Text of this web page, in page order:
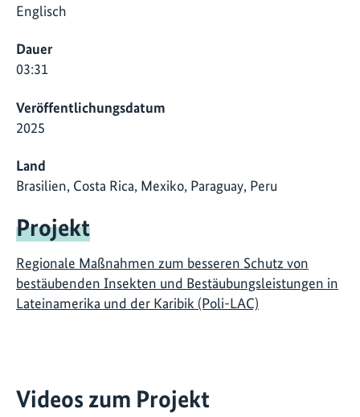
Englisch
Dauer
03:31
Veröffentlichungsdatum
2025
Land
Brasilien, Costa Rica, Mexiko, Paraguay, Peru
Projekt
Regionale Maßnahmen zum besseren Schutz von
bestäubenden Insekten und Bestäubungsleistungen in
Lateinamerika und der Karibik (Poli-LAC)
Videos zum Projekt